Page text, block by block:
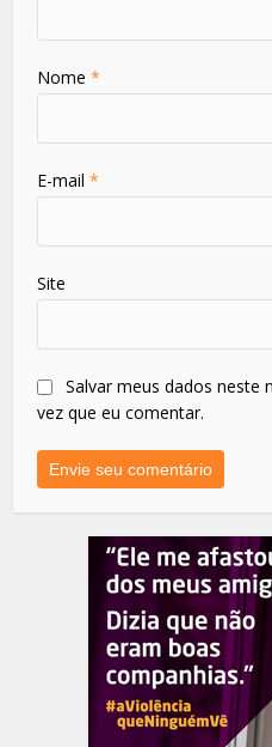
Nome*
E-mail*
Site
Salvar meus dados neste
vez que eu comentar.